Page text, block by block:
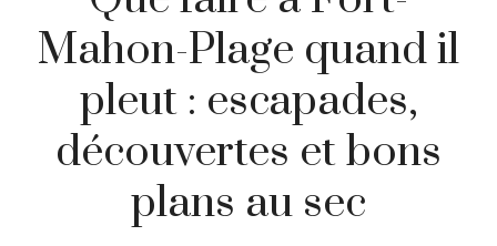
Mahon-Plage quand il
pleut : escapades,
découvertes et bons
plans au sec